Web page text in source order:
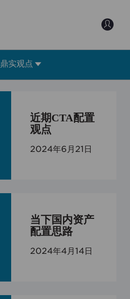

鼎实观点 
近期CTA配置
观点
2024年6月21日
当下国内资产
配置思路
2024年4月14日